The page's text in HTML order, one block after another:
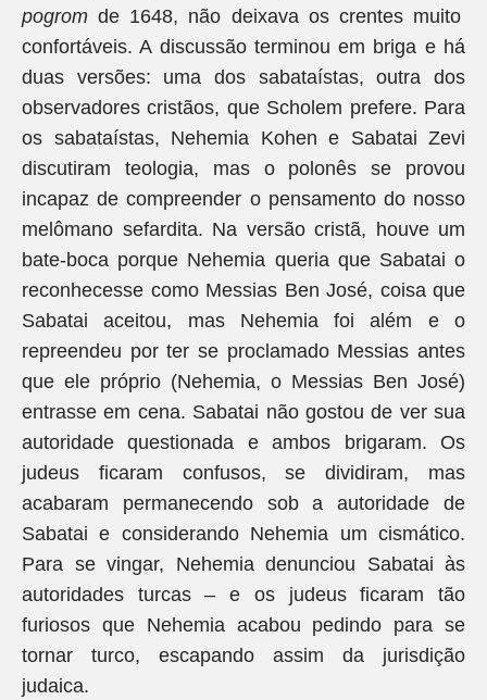
pogrom de 1648, não deixava os crentes muito
confortáveis. A discussão terminou em briga e há
duas versões: uma dos sabataístas, outra dos
observadores cristãos, que Scholem prefere. Para
os sabataístas, Nehemia Kohen e Sabatai Zevi
discutiram teologia, mas o polonês se provou
incapaz de compreender o pensamento do nosso
melômano sefardita. Na versão cristã, houve um
bate-boca porque Nehemia queria que Sabatai o
reconhecesse como Messias Ben José, coisa que
Sabatai aceitou, mas Nehemia foi além e o
repreendeu por ter se proclamado Messias antes
que ele próprio (Nehemia, o Messias Ben José)
entrasse em cena. Sabatai não gostou de ver sua
autoridade questionada e ambos brigaram. Os
judeus ficaram confusos, se dividiram, mas
acabaram permanecendo sob a autoridade de
Sabatai e considerando Nehemia um cismático.
Para se vingar, Nehemia denunciou Sabatai às
autoridades turcas – e os judeus ficaram tão
furiosos que Nehemia acabou pedindo para se
tornar turco, escapando assim da jurisdição
judaica.